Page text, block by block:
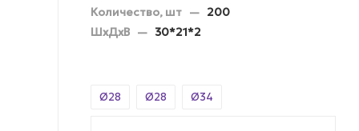
Количество, шт — 200
ШхДхВ — 30*21*2
Ø28 Ø28 Ø34